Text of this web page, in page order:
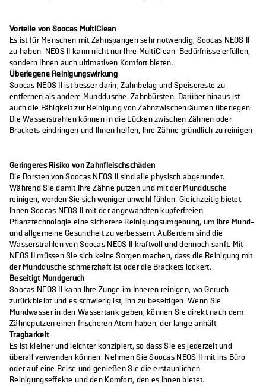
Vorteile von Soocas MultiClean
Es ist für Menschen mit Zahnspangen sehr notwendig, Soocas NEOS II
zu haben. NEOS II kann nicht nur Ihre MultiClean-Bedürfnisse erfüllen,
sondern Ihnen auch ultimativen Komfort bieten.
Überlegene Reinigungswirkung
Soocas NEOS II ist besser darin, Zahnbelag und Speisereste zu
entfernen als andere Munddusche-Zahnbürsten. Darüber hinaus ist
auch die Fähigkeit zur Reinigung von Zahnzwischenräumen überlegen.
Die Wasserstrahlen können in die Lücken zwischen Zähnen oder
Brackets eindringen und Ihnen helfen, Ihre Zähne gründlich zu reinigen.
Geringeres Risiko von Zahnfleischschäden
Die Borsten von Soocas NEOS II sind alle physisch abgerundet.
Während Sie damit Ihre Zähne putzen und mit der Munddusche
reinigen, werden Sie sich weniger unwohl fühlen. Gleichzeitig bietet
Ihnen Soocas NEOS II mit der angewandten kupferfreien
Pflanztechnologie eine sicherere Reinigungsumgebung, um Ihre Mund-
und allgemeine Gesundheit zu verbessern. Außerdem sind die
Wasserstrahlen von Soocas NEOS II kraftvoll und dennoch sanft. Mit
NEOS II müssen Sie sich keine Sorgen machen, dass die Reinigung mit
der Munddusche schmerzhaft ist oder die Brackets lockert.
Beseitigt Mundgeruch
Soocas NEOS II kann Ihre Zunge im Inneren reinigen, wo Geruch
zurückbleibt und es schwierig ist, ihn zu beseitigen. Wenn Sie
Mundwasser in den Wassertank geben, können Sie direkt nach dem
Zähneputzen einen frischeren Atem haben, der lange anhält.
Tragbarkeit
Es ist kleiner und leichter konzipiert, so dass Sie es jederzeit und
überall verwenden können. Nehmen Sie Soocas NEOS II mit ins Büro
oder auf eine Reise und genießen Sie die erstaunlichen
Reinigungseffekte und den Komfort, den es Ihnen bietet.